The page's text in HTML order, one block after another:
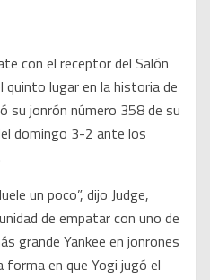
con el receptor del Salón
quinto lugar en la historia de
su jonrón número 358 de su
domingo 3-2 ante los
un poco”, dijo Judge,
de empatar con uno de
grande Yankee en jonrones
en que Yogi jugó el